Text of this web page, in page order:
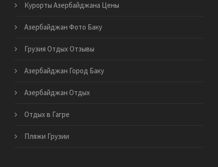
Курорты Азербайджана Цены
Азербайджан Фото Баку
Грузия Отдых Отзывы
Азербайджан Город Баку
Азербайджан Отдых
Отдых в Гагре
Пляжи Грузии